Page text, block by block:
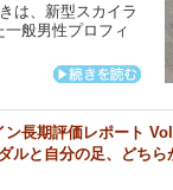
は、新型スカイラ
般男性プロフィ
ン長期評価レポート
ルと自分の足、どちら